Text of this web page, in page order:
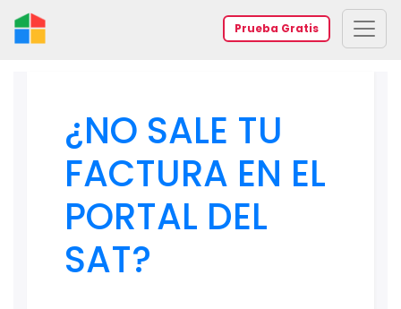
Prueba Gratis
¿NO SALE TU
FACTURA EN EL
PORTAL DEL
SAT?